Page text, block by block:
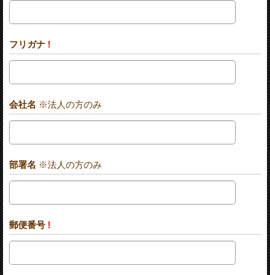
フリガナ !
会社名 ※法人の方のみ
部署名 ※法人の方のみ
郵便番号 !